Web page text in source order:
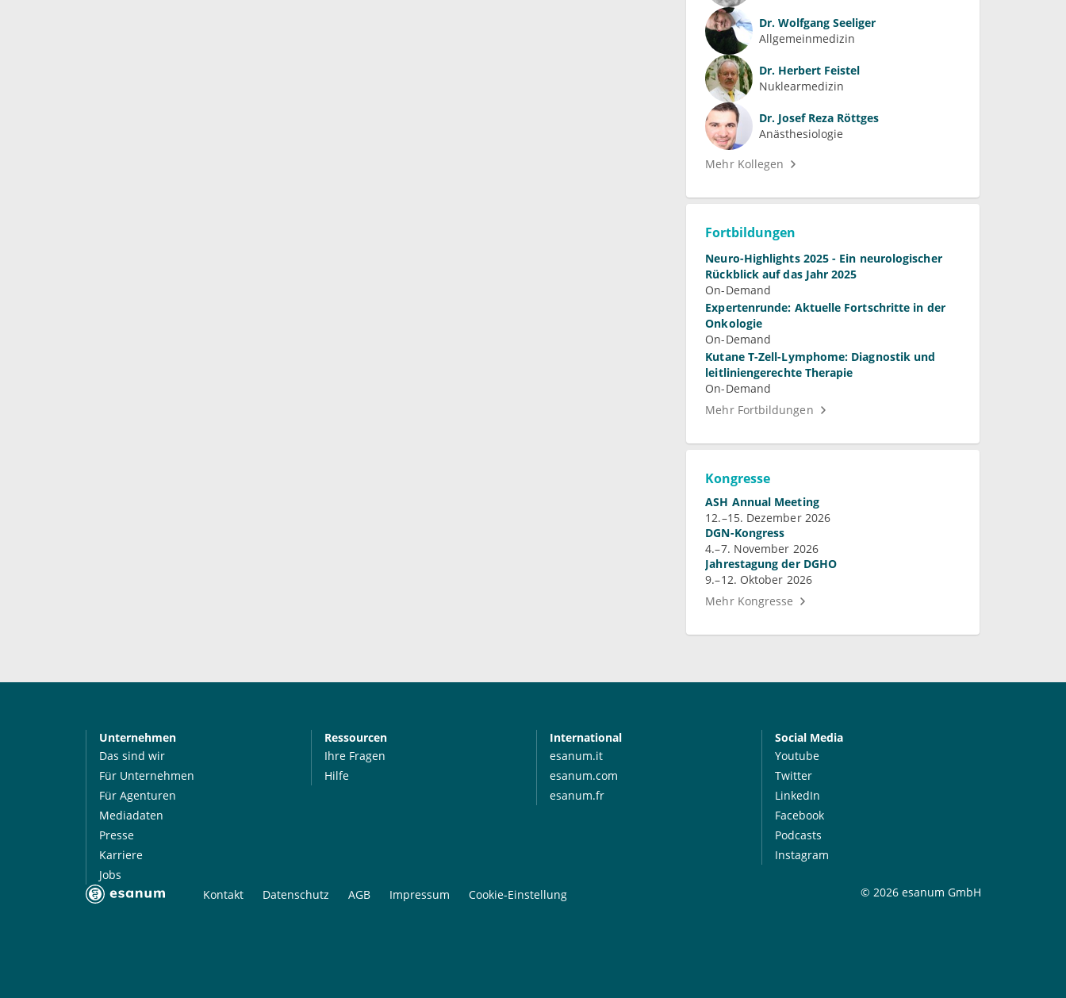
Dr. Wolfgang Seeliger
Allgemeinmedizin
Dr. Herbert Feistel
Nuklearmedizin
Dr. Josef Reza Röttges
Anästhesiologie
Mehr Kollegen
Fortbildungen
Neuro-Highlights 2025 - Ein neurologischer
Rückblick auf das Jahr 2025
On-Demand
Expertenrunde: Aktuelle Fortschritte in der
Onkologie
On-Demand
Kutane T-Zell-Lymphome: Diagnostik und
leitliniengerechte Therapie
On-Demand
Mehr Fortbildungen
Kongresse
ASH Annual Meeting
12.–15. Dezember 2026
DGN-Kongress
4.–7. November 2026
Jahrestagung der DGHO
9.–12. Oktober 2026
Mehr Kongresse
Unternehmen
Das sind wir
Für Unternehmen
Für Agenturen
Mediadaten
Presse
Karriere
Jobs
Ressourcen
Ihre Fragen
Hilfe
International
esanum.it
esanum.com
esanum.fr
Social Media
Youtube
Twitter
LinkedIn
Facebook
Podcasts
Instagram
Kontakt Datenschutz AGB Impressum Cookie-Einstellung © 2026 esanum GmbH